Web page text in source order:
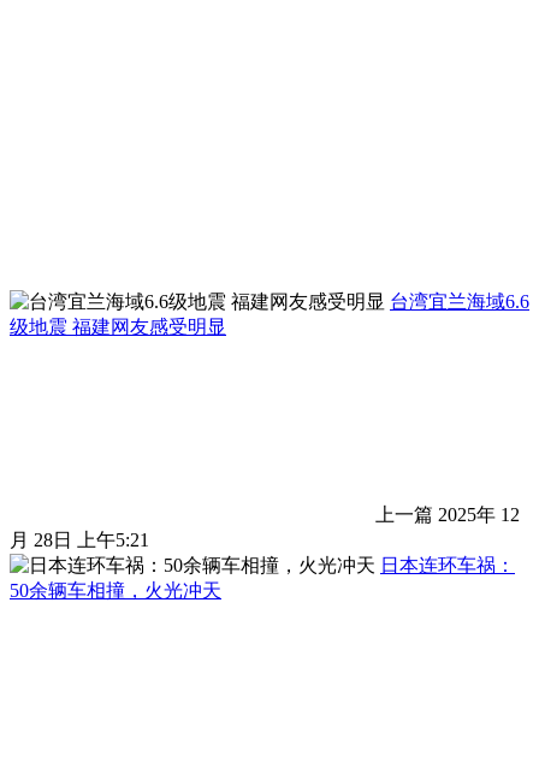
台湾宜兰海域6.6
级地震 福建网友感受明显
上一篇 2025年 12
月 28日 上午5:21
日本连环车祸：
50余辆车相撞，火光冲天